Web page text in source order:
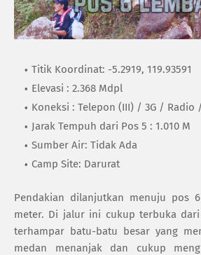
Titik Koordinat: -5.2919, 119.93591
Elevasi : 2.368 Mdpl
Koneksi : Telepon (III) / 3G / Radio
Jarak Tempuh dari Pos 5 : 1.010 M
Sumber Air: Tidak Ada
Camp Site: Darurat
Pendakian dilanjutkan menuju pos
meter. Di jalur ini cukup terbuka
terhampar batu-batu besar yang
medan menanjak dan cukup